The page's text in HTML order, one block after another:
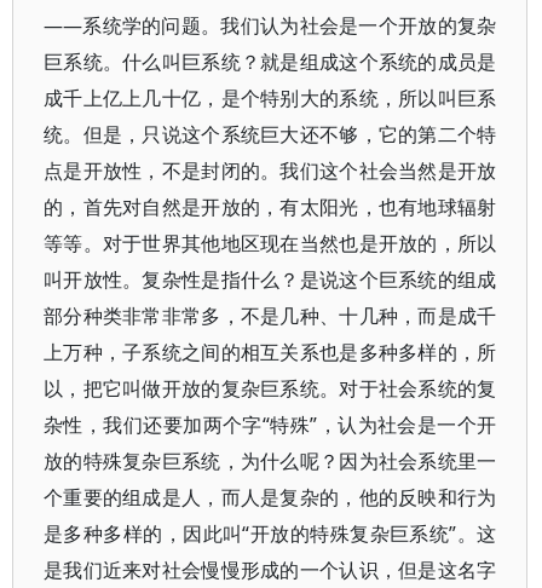
——系统学的问题。我们认为社会是一个开放的复杂
巨系统。什么叫巨系统？就是组成这个系统的成员是
成千上亿上几十亿，是个特别大的系统，所以叫巨系
统。但是，只说这个系统巨大还不够，它的第二个特
点是开放性，不是封闭的。我们这个社会当然是开放
的，首先对自然是开放的，有太阳光，也有地球辐射
等等。对于世界其他地区现在当然也是开放的，所以
叫开放性。复杂性是指什么？是说这个巨系统的组成
部分种类非常非常多，不是几种、十几种，而是成千
上万种，子系统之间的相互关系也是多种多样的，所
以，把它叫做开放的复杂巨系统。对于社会系统的复
杂性，我们还要加两个字“特殊”，认为社会是一个开
放的特殊复杂巨系统，为什么呢？因为社会系统里一
个重要的组成是人，而人是复杂的，他的反映和行为
是多种多样的，因此叫“开放的特殊复杂巨系统”。这
是我们近来对社会慢慢形成的一个认识，但是这名字